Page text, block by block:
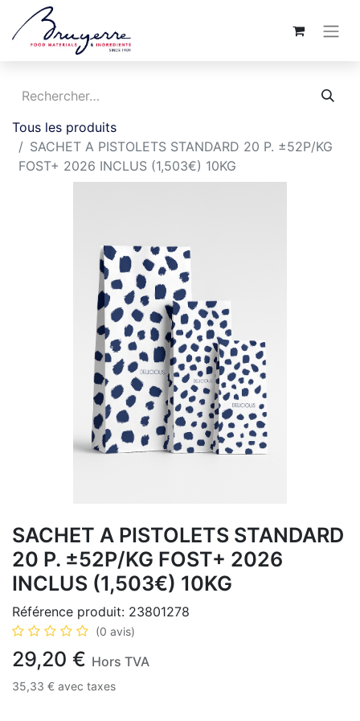
Tous les produits
SACHET A PISTOLETS STANDARD 20 P. ±52P/KG
FOST+ 2026 INCLUS (1,503€) 10KG
SACHET A PISTOLETS STANDARD
20 P. ±52P/KG FOST+ 2026
INCLUS (1,503€) 10KG
Référence produit: 23801278
(0 avis)
29,20 € Hors TVA
35,33 € avec taxes